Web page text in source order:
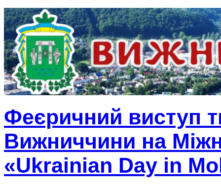
Феєричний виступ
Вижниччини на
«Ukrainian Day in